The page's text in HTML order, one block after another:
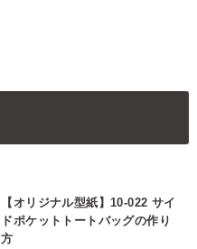
【オリジナル型紙】10-022 サイ
ドポケットトートバッグの作り
方